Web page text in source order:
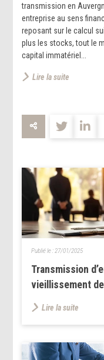
transmission en
entreprise au sens
reposant sur le calcul
plus les stocks, tout le
capital immatériel...
Lire la suite
Transmission
vieillissement
Publié le : 27/01/2025
Lire la suite